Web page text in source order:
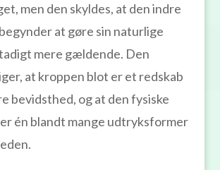
men den skyldes, at den indre
at gøre sin naturlige
mere gældende. Den
at kroppen blot er et redskab
bevidsthed, og at den fysiske
én blandt mange udtryksformer